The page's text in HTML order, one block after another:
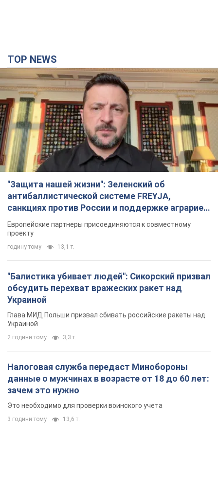
TOP NEWS
"Защита нашей жизни": Зеленский об
антибаллистической системе FREYJA,
санкциях против России и поддержке аграриев.
Видео
Европейские партнеры присоединяются к совместному
проекту
годину тому 13,1 т.
"Балистика убивает людей": Сикорский призвал
обсудить перехват вражеских ракет над
Украиной
Глава МИД Польши призвал сбивать российские ракеты над
Украиной
2 години тому 3,3 т.
Налоговая служба передаст Минобороны
данные о мужчинах в возрасте от 18 до 60 лет:
зачем это нужно
Это необходимо для проверки воинского учета
3 години тому 13,6 т.